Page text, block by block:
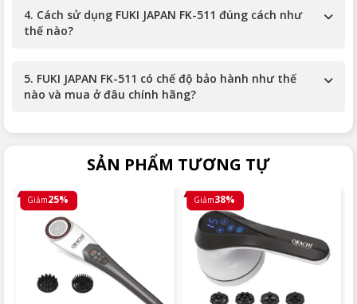
4. Cách sử dụng FUKI JAPAN FK-511 đúng cách như
thế nào?
5. FUKI JAPAN FK-511 có chế độ bảo hành như thế
nào và mua ở đâu chính hãng?
SẢN PHẨM TƯƠNG TỰ
Giảm25% Giảm38%